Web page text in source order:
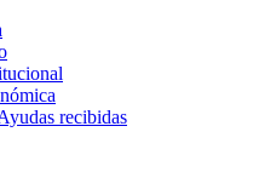
recibidas